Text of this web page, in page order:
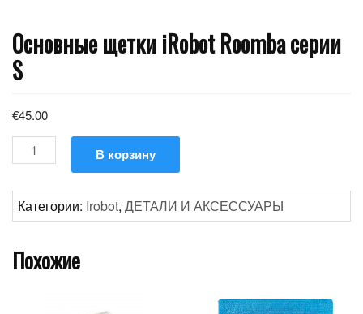
Основные щетки iRobot Roomba серии
S
€45.00
Количество
товара
щетки
iRobot
серии
В корзину
Категории: Irobot, ДЕТАЛИ И АКСЕССУАРЫ
Похожие